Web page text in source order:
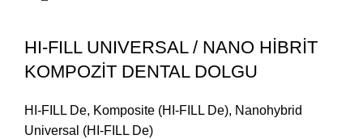
HI-FILL UNIVERSAL / NANO HİBRİT
KOMPOZİT DENTAL DOLGU
HI-FILL De, Komposite (HI-FILL De), Nanohybrid
Universal (HI-FILL De)